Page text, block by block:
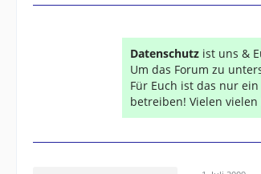
Datenschutz ist uns &
Um das Forum zu
Für Euch ist das nur
betreiben! Vielen vielen